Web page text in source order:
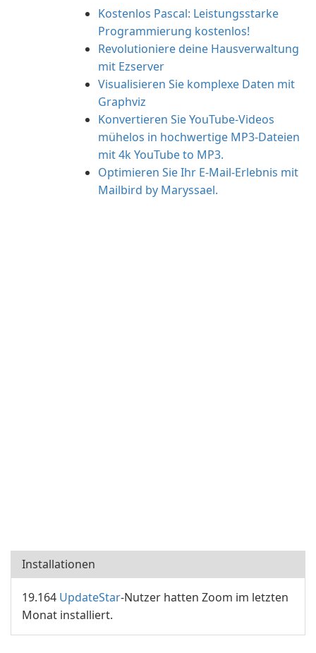
Kostenlos Pascal: Leistungsstarke
Programmierung kostenlos!
Revolutioniere deine Hausverwaltung
mit Ezserver
Visualisieren Sie komplexe Daten mit
Graphviz
Konvertieren Sie YouTube-Videos
mühelos in hochwertige MP3-Dateien
mit 4k YouTube to MP3.
Optimieren Sie Ihr E-Mail-Erlebnis mit
Mailbird by Maryssael.
Installationen
19.164 UpdateStar-Nutzer hatten Zoom im letzten
Monat installiert.